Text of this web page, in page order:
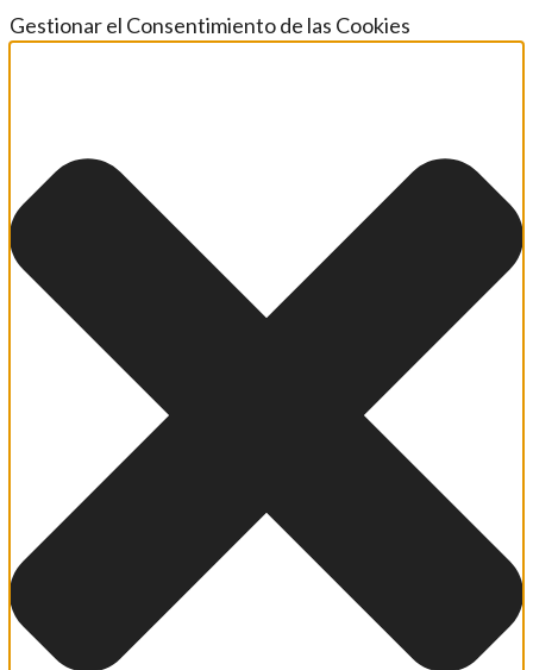
Gestionar el Consentimiento de las Cookies